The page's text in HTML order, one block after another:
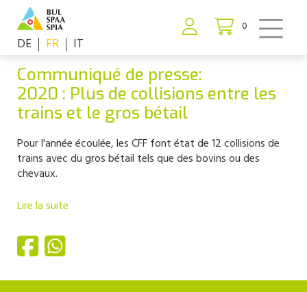
0
DE FR IT
Communiqué de presse:
2020 : Plus de collisions entre les
trains et le gros bétail
Pour l'année écoulée, les CFF font état de 12 collisions de
trains avec du gros bétail tels que des bovins ou des
chevaux.
Lire la suite